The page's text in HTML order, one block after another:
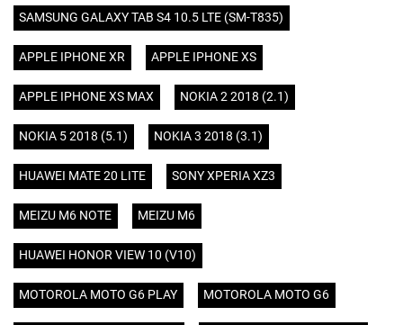
SAMSUNG GALAXY TAB S4 10.5 LTE (SM-T835)
APPLE IPHONE XR APPLE IPHONE XS
APPLE IPHONE XS MAX NOKIA 2 2018 (2.1)
NOKIA 5 2018 (5.1) NOKIA 3 2018 (3.1)
HUAWEI MATE 20 LITE SONY XPERIA XZ3
MEIZU M6 NOTE MEIZU M6
HUAWEI HONOR VIEW 10 (V10)
MOTOROLA MOTO G6 PLAY MOTOROLA MOTO G6